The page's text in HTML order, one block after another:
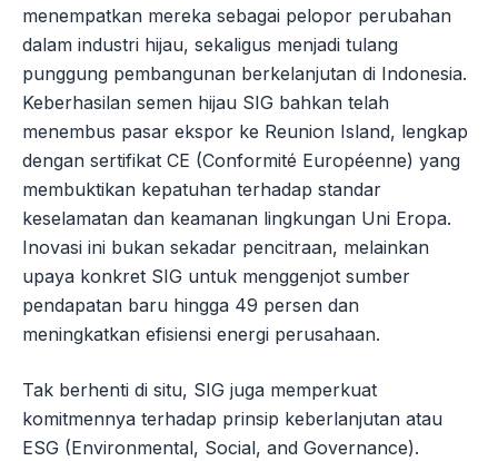
menempatkan mereka sebagai pelopor perubahan
dalam industri hijau, sekaligus menjadi tulang
punggung pembangunan berkelanjutan di Indonesia.
Keberhasilan semen hijau SIG bahkan telah
menembus pasar ekspor ke Reunion Island, lengkap
dengan sertifikat CE (Conformité Européenne) yang
membuktikan kepatuhan terhadap standar
keselamatan dan keamanan lingkungan Uni Eropa.
Inovasi ini bukan sekadar pencitraan, melainkan
upaya konkret SIG untuk menggenjot sumber
pendapatan baru hingga 49 persen dan
meningkatkan efisiensi energi perusahaan.
Tak berhenti di situ, SIG juga memperkuat
komitmennya terhadap prinsip keberlanjutan atau
ESG (Environmental, Social, and Governance).